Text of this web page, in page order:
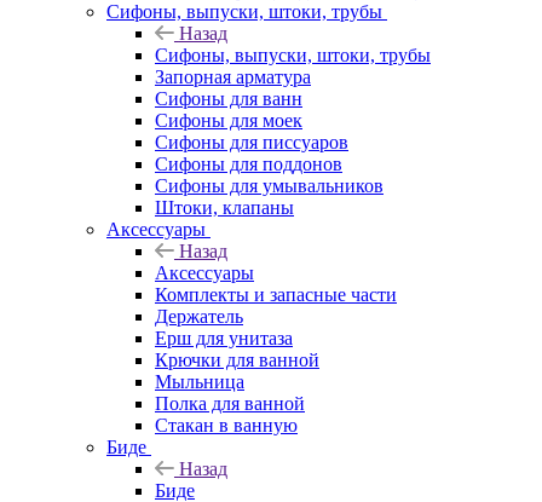
Сифоны, выпуски, штоки, трубы
Назад
Сифоны, выпуски, штоки, трубы
Запорная арматура
Сифоны для ванн
Сифоны для моек
Сифоны для писсуаров
Сифоны для поддонов
Сифоны для умывальников
Штоки, клапаны
Аксессуары
Назад
Аксессуары
Комплекты и запасные части
Держатель
Ерш для унитаза
Крючки для ванной
Мыльница
Полка для ванной
Стакан в ванную
Биде
Назад
Биде